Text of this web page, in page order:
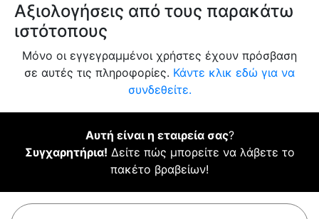
Αξιολογήσεις από τους παρακάτω
ιστότοπους
Μόνο οι εγγεγραμμένοι χρήστες έχουν πρόσβαση
σε αυτές τις πληροφορίες. Κάντε κλικ εδώ για να
συνδεθείτε.
Αυτή είναι η εταιρεία σας?
Συγχαρητήρια! Δείτε πώς μπορείτε να λάβετε το
πακέτο βραβείων!